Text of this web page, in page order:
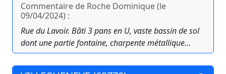
Commentaire de Roche Dominique (le
09/04/2024) :
Rue du Lavoir. Bâti 3 pans en U, vaste bassin de sol
dont une partie fontaine, charpente métallique...